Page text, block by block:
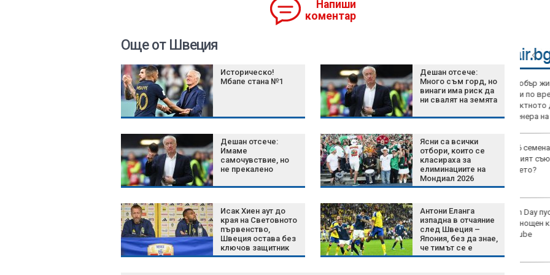
Напиши
коментар
Още от Швеция
Историческо!
Мбапе стана №1
Дешан отсече:
Много съм горд, но
винаги има риск да
ни свалят на земята
Дешан отсече:
Имаме
самочувствие, но
не прекалено
Ясни са всички
отбори, които се
класираха за
елиминациите на
Мондиал 2026
Исак Хиен аут до
края на Световното
първенство,
Швеция остава без
ключов защитник
Антони Еланга
изпадна в отчаяние
след Швеция –
Япония, без да знае,
че тимът се е
класирал за
По-добър живот за 3
зодии по време на
директното движение
на Венера на 8 август
Кои 6 семена са най-
добрият съюзник на
сърцето?
Green Day пусна
денонощен канал в
YouTube